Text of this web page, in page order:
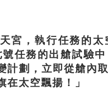
，執行任務的太
任務的出艙試驗
計劃，立即從艙內
在太空飄揚！」